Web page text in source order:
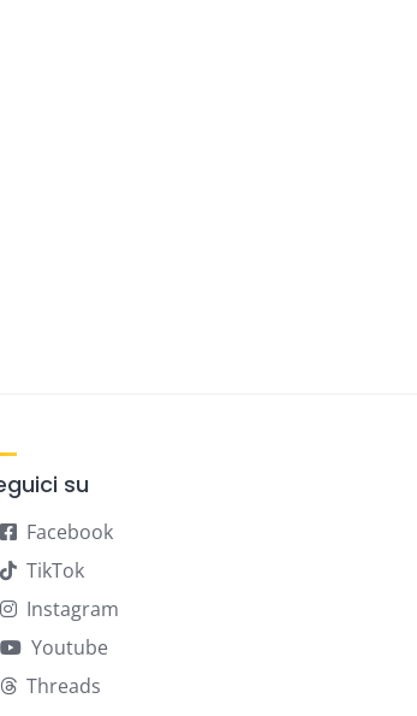
su
Facebook
TikTok
Instagram
Youtube
Threads